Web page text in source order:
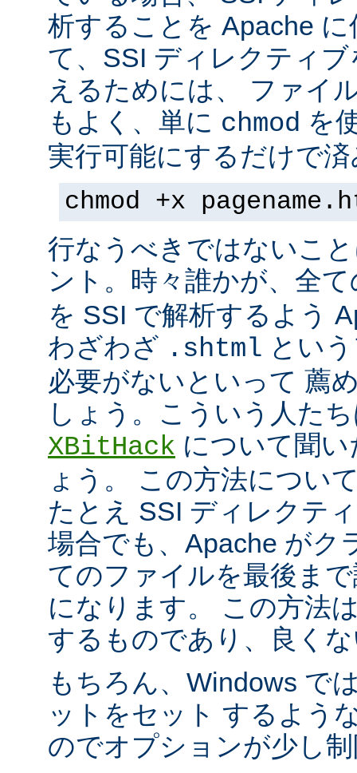
析することを Apache
て、SSI ディレクティ
えるためには、 ファイ
もよく、単に chmod を
実行可能にするだけで
chmod +x
行なうべきではないこ
ント。時々誰かが、全
を SSI で解析するよう
わざわざ .shtml とい
必要がないといって 薦
しょう。こういう人た
XBitHack について聞
ょう。 この方法につい
たとえ SSI ディレクテ
場合でも、Apache がク
てのファイルを最後ま
になります。 この方法
するものであり、良く
もちろん、Windows で
ットをセット するよう
のでオプションが少し